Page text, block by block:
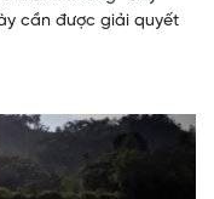
cần được giải quyết